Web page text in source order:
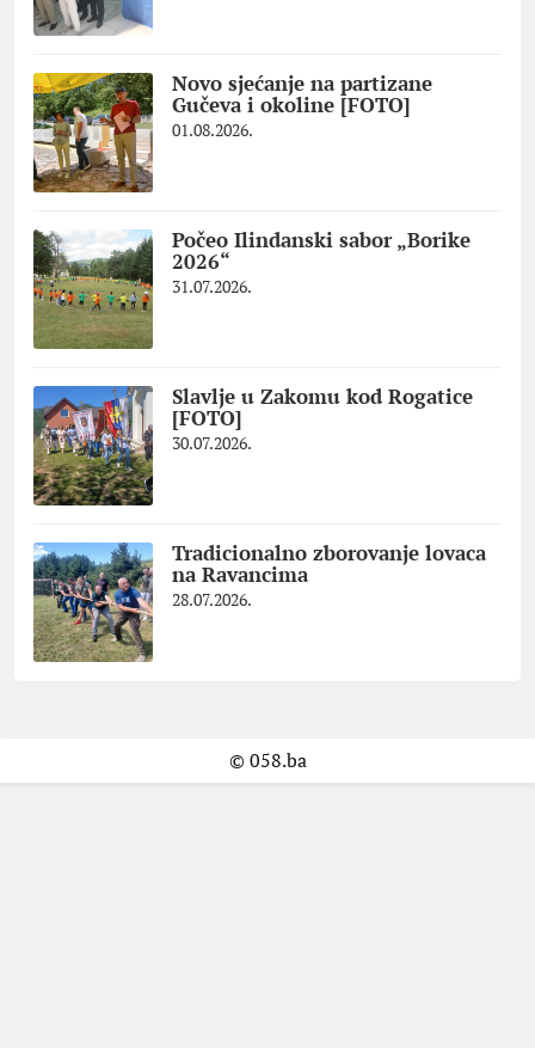
Novo sjećanje na partizane
Gučeva i okoline [FOTO]
01.08.2026.
Počeo Ilindanski sabor „Borike
2026“
31.07.2026.
Slavlje u Zakomu kod Rogatice
[FOTO]
30.07.2026.
Tradicionalno zborovanje lovaca
na Ravancima
28.07.2026.
© 058.ba